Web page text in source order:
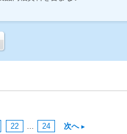
22 ... 24 次へ